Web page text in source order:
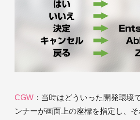
CGW ：当時はどういった開発環
ンナーが画面上の座標を指定し、